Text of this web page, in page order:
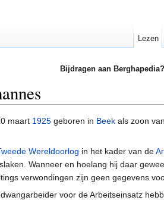
Bijdragen aan Berghapedia?
maart 1925 geboren in Beek als zoon
Wereldoorlog in het kader van de
Wanneer en hoelang hij daar
verwondingen zijn geen gegevens
voor de Arbeitseinsatz
Lezen